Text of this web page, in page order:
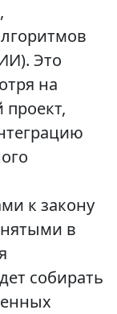
Это
на
к закону
в
собирать